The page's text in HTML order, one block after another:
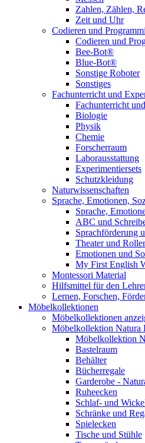
Zahlen, Zählen,
Zeit und Uhr
Codieren und
Codieren und
Bee-Bot®
Blue-Bot®
Sonstige Roboter
Sonstiges
Fachunterricht und
Fachunterricht
Biologie
Physik
Chemie
Forscherraum
Laborausstattung
Experimentiersets
Schutzkleidung
Naturwissenschaften
Sprache, Emotionen,
Sprache,
ABC und
Sprachförderung
Theater und
Emotionen und
My First English
Montessori Material
Hilfsmittel für den
Lernen, Forschen,
Möbelkollektionen
Möbelkollektionen
Möbelkollektion Natura
Möbelkollektion
Bastelraum
Behälter
Bücherregale
Garderobe -
Ruheecken
Schlaf- und
Schränke und
Spielecken
Tische und Stühle